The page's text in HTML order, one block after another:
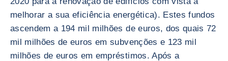
melhorar a sua eficiência energética). Estes fundos
ascendem a 194 mil milhões de euros, dos quais 72
mil milhões de euros em subvenções e 123 mil
milhões de euros em empréstimos. Após a